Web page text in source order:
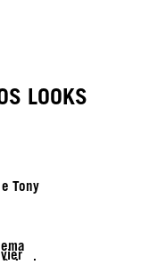
LOOKS
Tony
Jack